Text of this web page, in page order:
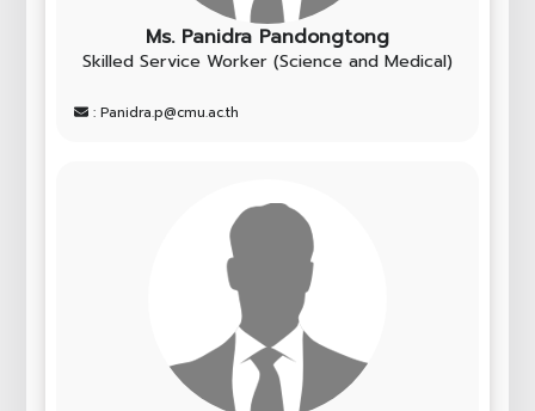
Ms. Panidra Pandongtong
Skilled Service Worker (Science and Medical)
: Panidra.p@cmu.ac.th